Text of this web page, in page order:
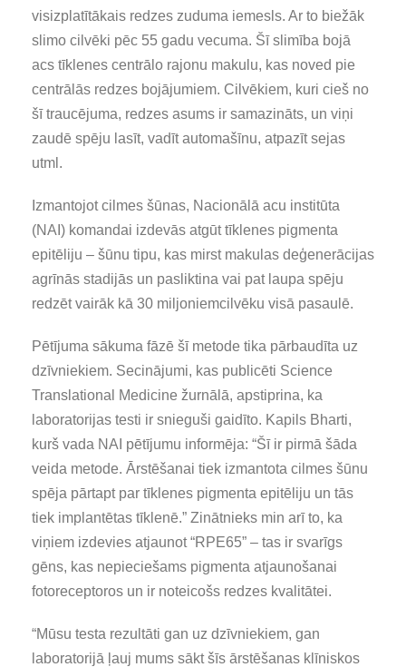
visizplatītākais redzes zuduma iemesls. Ar to biežāk
slimo cilvēki pēc 55 gadu vecuma. Šī slimība bojā
acs tīklenes centrālo rajonu makulu, kas noved pie
centrālās redzes bojājumiem. Cilvēkiem, kuri cieš no
šī traucējuma, redzes asums ir samazināts, un viņi
zaudē spēju lasīt, vadīt automašīnu, atpazīt sejas
utml.
Izmantojot cilmes šūnas, Nacionālā acu institūta
(NAI) komandai izdevās atgūt tīklenes pigmenta
epitēliju – šūnu tipu, kas mirst makulas deģenerācijas
agrīnās stadijās un pasliktina vai pat laupa spēju
redzēt vairāk kā 30 miljoniemcilvēku visā pasaulē.
Pētījuma sākuma fāzē šī metode tika pārbaudīta uz
dzīvniekiem. Secinājumi, kas publicēti Science
Translational Medicine žurnālā, apstiprina, ka
laboratorijas testi ir snieguši gaidīto. Kapils Bharti,
kurš vada NAI pētījumu informēja: “Šī ir pirmā šāda
veida metode. Ārstēšanai tiek izmantota cilmes šūnu
spēja pārtapt par tīklenes pigmenta epitēliju un tās
tiek implantētas tīklenē.” Zinātnieks min arī to, ka
viņiem izdevies atjaunot “RPE65” – tas ir svarīgs
gēns, kas nepieciešams pigmenta atjaunošanai
fotoreceptoros un ir noteicošs redzes kvalitātei.
“Mūsu testa rezultāti gan uz dzīvniekiem, gan
laboratorijā ļauj mums sākt šīs ārstēšanas klīniskos